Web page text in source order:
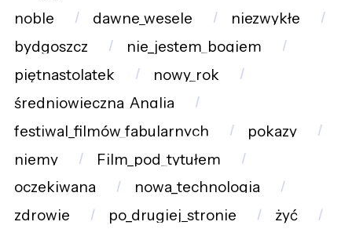
noble
dawne_wesele
niezwykłe
bydgoszcz
nie_jestem_bogiem
piętnastolatek
nowy_rok
średniowieczna_Anglia
festiwal_filmów_fabularnych
pokazy
niemy
Film_pod_tytułem
oczekiwana
nowa_technologia
zdrowie
po_drugiej_stronie
żyć